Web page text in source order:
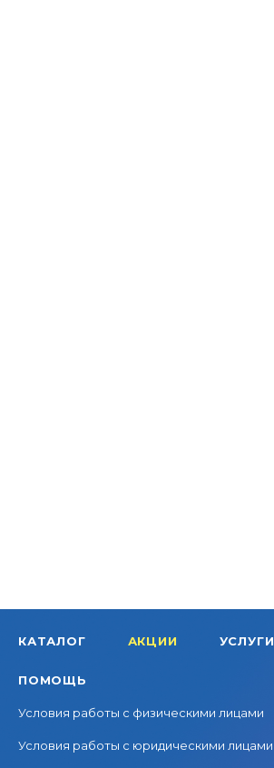
КАТАЛОГ АКЦИИ УСЛУГИ
ПОМОЩЬ
Условия работы с физическими лицами
Условия работы с юридическими лицами